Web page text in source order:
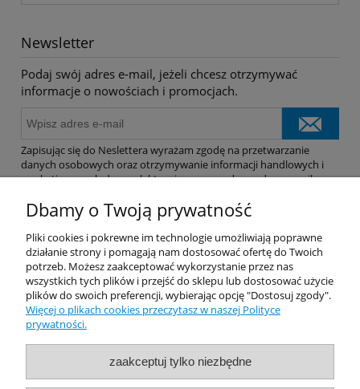
Newsletter
Podaj swój adres e-mail, jeżeli chcesz otrzymywać
informacje o nowościach i promocjach.
Zapisując się do Neslettera wyrażam zgodę na przetwarzanie
danych osobowych oraz otrzymywanie informacji handlowych i
marketingowych drogą elektroniczną na podany adres e-mail.
Pomoc
Dostawa
Moje konto
Dbamy o Twoją prywatność
Pliki cookies i pokrewne im technologie umożliwiają poprawne
działanie strony i pomagają nam dostosować ofertę do Twoich
potrzeb. Możesz zaakceptować wykorzystanie przez nas
wszystkich tych plików i przejść do sklepu lub dostosować użycie
plików do swoich preferencji, wybierając opcję "Dostosuj zgody".
Więcej o plikach cookies przeczytasz w naszej Polityce
prywatności.
zaakceptuj tylko niezbędne